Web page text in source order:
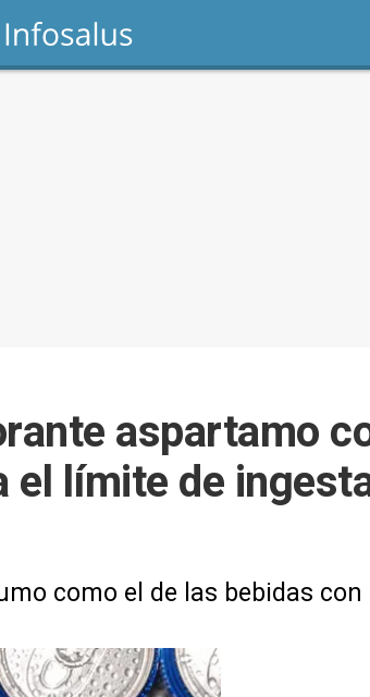
aspartamo
límite de
como el de las bebidas